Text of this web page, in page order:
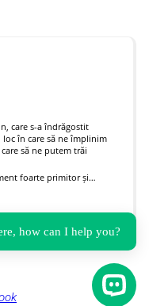
care s-a îndrăgostit
în care să ne împlinim
să ne putem trăi
foarte primitor și
Open
how can I help you?